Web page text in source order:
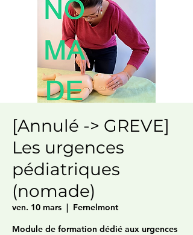
[Annulé -> GREVE]
Les urgences
pédiatriques
(nomade)
ven. 10 mars
  |
Fernelmont
Module de formation dédié aux urgences